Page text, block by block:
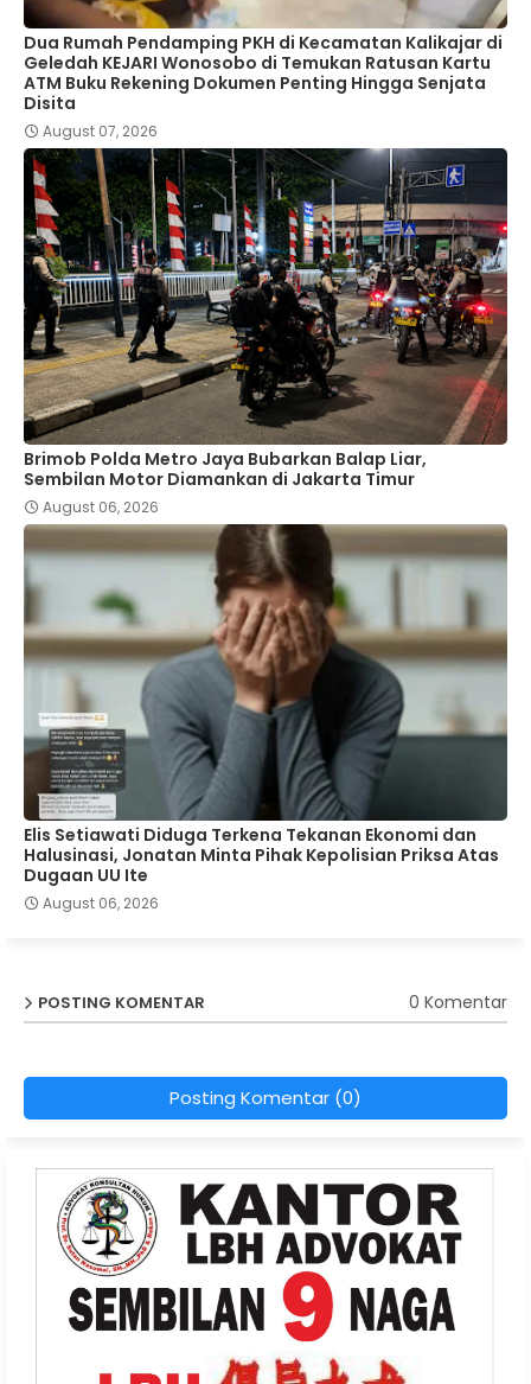
Dua Rumah Pendamping PKH di Kecamatan Kalikajar di
Geledah KEJARI Wonosobo di Temukan Ratusan Kartu
ATM Buku Rekening Dokumen Penting Hingga Senjata
Disita
August 07, 2026
Brimob Polda Metro Jaya Bubarkan Balap Liar,
Sembilan Motor Diamankan di Jakarta Timur
August 06, 2026
Elis Setiawati Diduga Terkena Tekanan Ekonomi dan
Halusinasi, Jonatan Minta Pihak Kepolisian Priksa Atas
Dugaan UU Ite
August 06, 2026
POSTING KOMENTAR 0 Komentar
Posting Komentar (0)